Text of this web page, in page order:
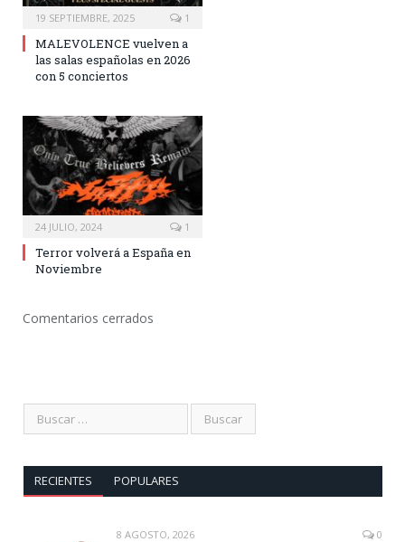
19 SEPTIEMBRE, 2025 1
MALEVOLENCE vuelven a
las salas españolas en 2026
con 5 conciertos
24 JULIO, 2024 1
Terror volverá a España en
Noviembre
Comentarios cerrados
RECIENTES POPULARES
8 AGOSTO, 2026 0